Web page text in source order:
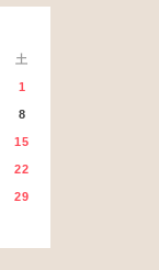
土
1
8
15
22
29